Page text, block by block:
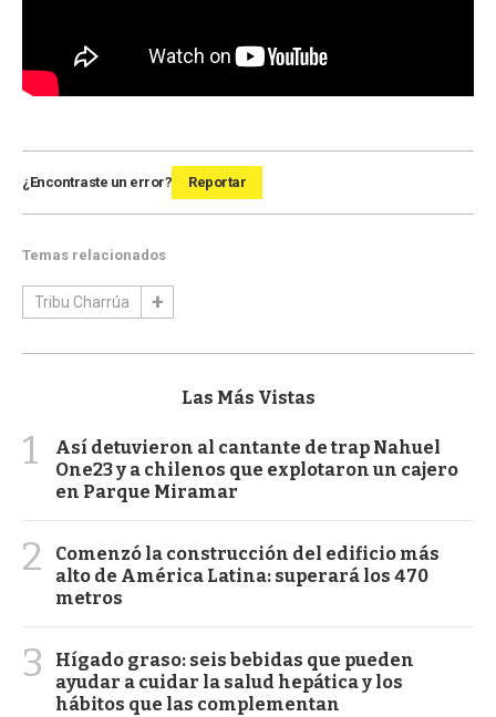
¿Encontraste un error? Reportar
Temas relacionados
Tribu Charrúa
Las Más Vistas
1
Así detuvieron al cantante de trap Nahuel
One23 y a chilenos que explotaron un cajero
en Parque Miramar
2
Comenzó la construcción del edificio más
alto de América Latina: superará los 470
metros
3
Hígado graso: seis bebidas que pueden
ayudar a cuidar la salud hepática y los
hábitos que las complementan